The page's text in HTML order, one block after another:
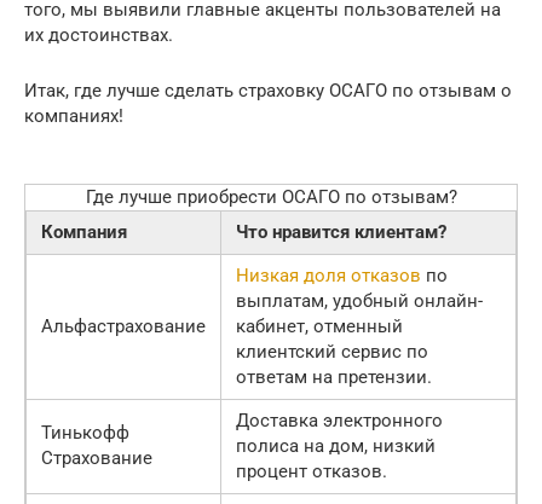
того, мы выявили главные акценты пользователей на
их достоинствах.
Итак, где лучше сделать страховку ОСАГО по отзывам о
компаниях!
Где лучше приобрести ОСАГО по отзывам?
Компания
Что нравится клиентам?
Альфастрахование
Низкая доля отказов по
выплатам, удобный онлайн-
кабинет, отменный
клиентский сервис по
ответам на претензии.
Тинькофф
Страхование
Доставка электронного
полиса на дом, низкий
процент отказов.